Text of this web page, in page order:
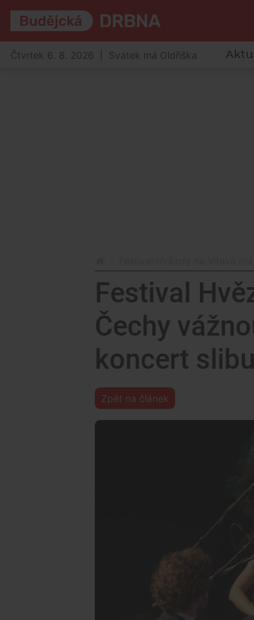
Čtvrtek 6. 8. 2026 | Svátek má Oldřiška
Festival
Čechy
koncert
Zpět na článek